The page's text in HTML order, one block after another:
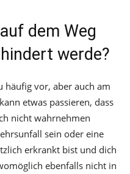
dem Weg
werde?
häufig vor, aber auch am
etwas passieren, dass
nicht wahrnehmen
sein oder eine
erkrankt bist und dich
ebenfalls nicht in